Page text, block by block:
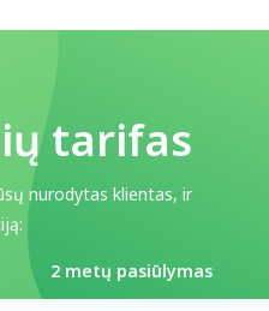
tarifas
nurodytas klientas, ir
2 metų pasiūlymas